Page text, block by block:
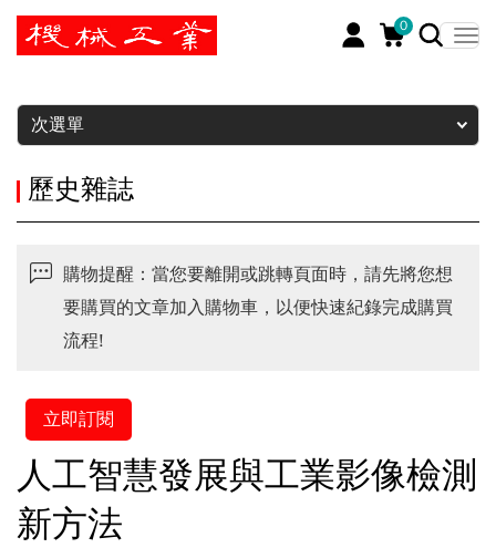
0
暫停
次選單
歷史雜誌
購物提醒：當您要離開或跳轉頁面時，請先將您想
要購買的文章加入購物車，以便快速紀錄完成購買
流程!
立即訂閱
人工智慧發展與工業影像檢測
新方法